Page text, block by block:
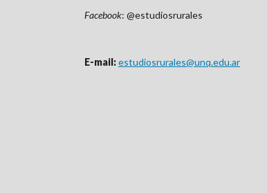
Facebook: @estudiosrurales
E-mail:estudiosrurales@unq.edu.ar